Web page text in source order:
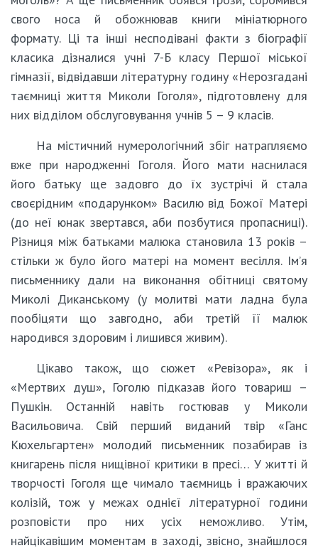
свого носа й обожнював книги мініатюрного
формату. Ці та інші несподівані факти з біографії
класика дізналися учні 7-Б класу Першої міської
гімназії, відвідавши літературну годину «Нерозгадані
таємниці життя Миколи Гоголя», підготовлену для
них відділом обслуговування учнів 5 – 9 класів.
На містичний нумерологічний збіг натрапляємо
вже при народженні Гоголя. Його мати наснилася
його батьку ще задовго до їх зустрічі й стала
своєрідним «подарунком» Василю від Божої Матері
(до неї юнак звертався, аби позбутися пропасниці).
Різниця між батьками малюка становила 13 років –
стільки ж було його матері на момент весілля. Ім’я
письменнику дали на виконання обітниці святому
Миколі Диканському (у молитві мати ладна була
пообіцяти що завгодно, аби третій її малюк
народився здоровим і лишився живим).
Цікаво також, що сюжет «Ревізора», як і
«Мертвих душ», Гоголю підказав його товариш –
Пушкін. Останній навіть гостював у Миколи
Васильовича. Свій перший виданий твір «Ганс
Кюхельгартен» молодий письменник позабирав із
книгарень після нищівної критики в пресі… У житті й
творчості Гоголя ще чимало таємниць і вражаючих
колізій, тож у межах однієї літературної години
розповісти про них усіх неможливо. Утім,
найцікавішим моментам в заході, звісно, знайшлося